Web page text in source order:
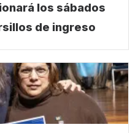
los sábados
de ingreso